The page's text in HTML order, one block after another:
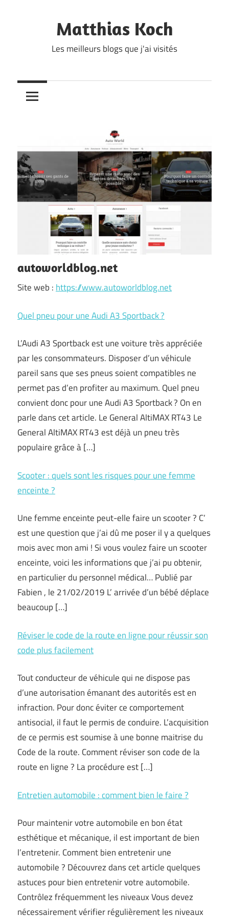
Matthias Koch
Les meilleurs blogs que j'ai visités
autoworldblog.net
Site web : https://www.autoworldblog.net
Quel pneu pour une Audi A3 Sportback ?
L’Audi A3 Sportback est une voiture très appréciée
par les consommateurs. Disposer d’un véhicule
pareil sans que ses pneus soient compatibles ne
permet pas d’en profiter au maximum. Quel pneu
convient donc pour une Audi A3 Sportback ? On en
parle dans cet article. Le General AltiMAX RT43 Le
General AltiMAX RT43 est déjà un pneu très
populaire grâce à […]
Scooter : quels sont les risques pour une femme
enceinte ?
Une femme enceinte peut-elle faire un scooter ? C’
est une question que j’ai dû me poser il y a quelques
mois avec mon ami ! Si vous voulez faire un scooter
enceinte, voici les informations que j’ai pu obtenir,
en particulier du personnel médical… Publié par
Fabien , le 21/02/2019 L’ arrivée d’un bébé déplace
beaucoup […]
Réviser le code de la route en ligne pour réussir son
code plus facilement
Tout conducteur de véhicule qui ne dispose pas
d’une autorisation émanant des autorités est en
infraction. Pour donc éviter ce comportement
antisocial, il faut le permis de conduire. L’acquisition
de ce permis est soumise à une bonne maitrise du
Code de la route. Comment réviser son code de la
route en ligne ? La procédure est […]
Entretien automobile : comment bien le faire ?
Pour maintenir votre automobile en bon état
esthétique et mécanique, il est important de bien
l’entretenir. Comment bien entretenir une
automobile ? Découvrez dans cet article quelques
astuces pour bien entretenir votre automobile.
Contrôlez fréquemment les niveaux Vous devez
nécessairement vérifier régulièrement les niveaux